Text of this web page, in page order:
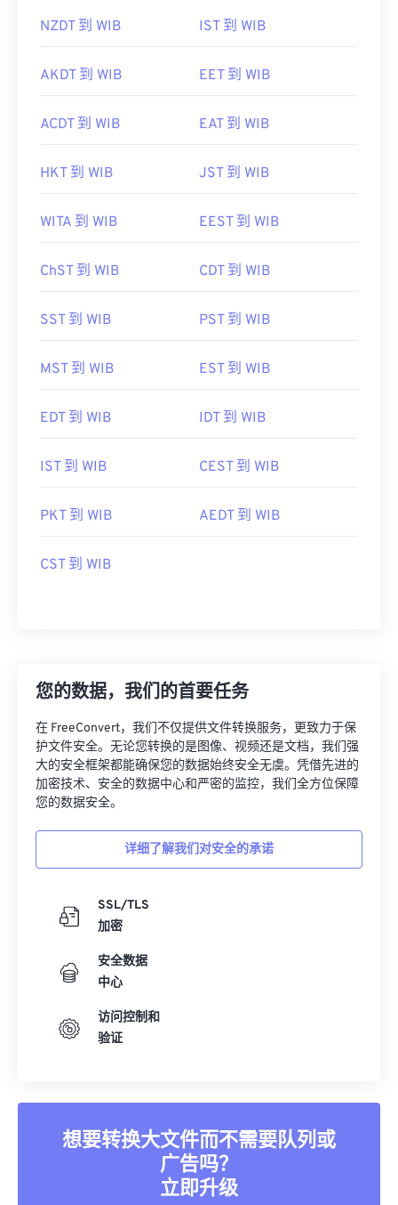
NZDT 到 WIB IST 到 WIB
AKDT 到 WIB EET 到 WIB
ACDT 到 WIB EAT 到 WIB
HKT 到 WIB JST 到 WIB
WITA 到 WIB EEST 到 WIB
ChST 到 WIB CDT 到 WIB
SST 到 WIB PST 到 WIB
MST 到 WIB EST 到 WIB
EDT 到 WIB IDT 到 WIB
IST 到 WIB CEST 到 WIB
PKT 到 WIB AEDT 到 WIB
CST 到 WIB
您的数据，我们的首要任务
在 FreeConvert，我们不仅提供文件转换服务，更致力于保
护文件安全。无论您转换的是图像、视频还是文档，我们强
大的安全框架都能确保您的数据始终安全无虞。凭借先进的
加密技术、安全的数据中心和严密的监控，我们全方位保障
您的数据安全。
详细了解我们对安全的承诺
SSL/TLS
加密
安全数据
中心
访问控制和
验证
想要转换大文件而不需要队列或
广告吗？
立即升级